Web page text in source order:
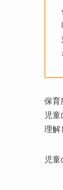
保育
児
理解
児